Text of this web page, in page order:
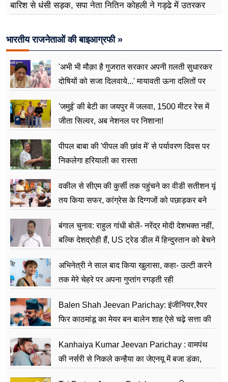
बारिश से धंसी सड़क, सपा नेता नितिन कोहली ने गड्ढे में उतरकर
भारतीय राजनेताओं की बाइआग्रफी »
'अभी भी मौक़ा है गुजरात सरकार अपनी ग़लती सुधारकर
दोषियों को सजा दिलवाये...' मायावती ऊना दलितों पर
'जमुई' की बेटी का जयपुर में जलवा, 1500 मीटर रेस में
जीता सिल्वर, अब नेशनल पर निशाना!
पीपल बाबा की 'पीपल की छांव में' से पर्यावरण दिवस पर
निकलेगा हरियाली का रास्ता
वकील से सीएम की कुर्सी तक पहुंचने का वीडी सतीशन यूं
तय किया सफर, कांग्रेस के दिग्गजों को पछाड़कर बने
बंगाल चुनाव: राहुल गांधी बोलें- नरेंद्र मोदी देशभक्त नहीं,
बल्कि देशद्रोही हैं, US ट्रेड डील में हिन्दुस्तान को बेचने
अभिनेत्री ने साल बाद किया खुलासा, कहा- उल्टी करने
तक मेरे चेहरे पर अपना गुप्तांग रगड़ती रही
Balen Shah Jeevan Parichay: इंजीनियर,रैपर
फिर काठमांडू का मेयर बन बालेन शाह ऐसे चढ़े सत्ता की
Kanhaiya Kumar Jeevan Parichay : वामपंथ
की नर्सरी से निकले कन्हैया का जेएनयू में बजा डंका,